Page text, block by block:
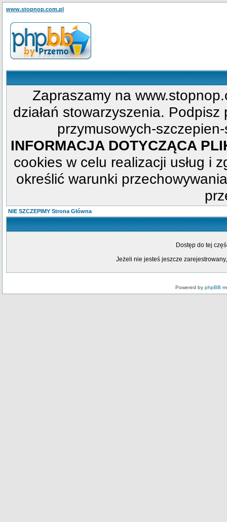
www.stopnop.com.pl
Zapraszamy na
działań stowarzyszenia.
przymusowych-
INFORMACJA DOTYCZĄCA
cookies w celu realizacji usług i
określić warunki
NIE SZCZEPIMY Strona Główna
Dostęp do tej
Jeżeli nie jesteś jeszcze
Powered by phpBB